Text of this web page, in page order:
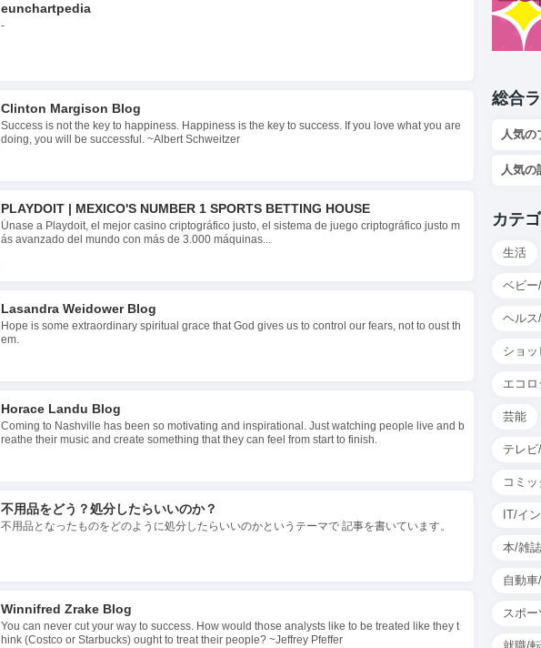
eunchartpedia
-
Clinton Margison Blog
Success is not the key to happiness. Happiness is the key to success. If you love what you are
doing, you will be successful. ~Albert Schweitzer
PLAYDOIT | MEXICO'S NUMBER 1 SPORTS BETTING HOUSE
Únase a Playdoit, el mejor casino criptográfico justo, el sistema de juego criptográfico justo m
ás avanzado del mundo con más de 3.000 máquinas...
Lasandra Weidower Blog
Hope is some extraordinary spiritual grace that God gives us to control our fears, not to oust th
em.
Horace Landu Blog
Coming to Nashville has been so motivating and inspirational. Just watching people live and b
reathe their music and create something that they can feel from start to finish.
不用品をどう？処分したらいいのか？
不用品となったものをどのように処分したらいいのかというテーマで 記事を書いています。
Winnifred Zrake Blog
You can never cut your way to success. How would those analysts like to be treated like they t
hink (Costco or Starbucks) ought to treat their people? ~Jeffrey Pfeffer
総合
人気の
人気の
カテ
生活
ベビー
ヘルス
ショ
エコロ
芸能
テレ
コミ
IT/イ
本/雑誌
自動
スポー